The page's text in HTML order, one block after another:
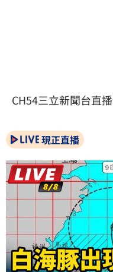
CH54三立新聞台直播
現正直播